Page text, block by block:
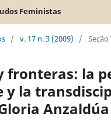
Feministas
/ v. 17 n. 3 (2009) /
fronteras: la
y la
Anzaldúa